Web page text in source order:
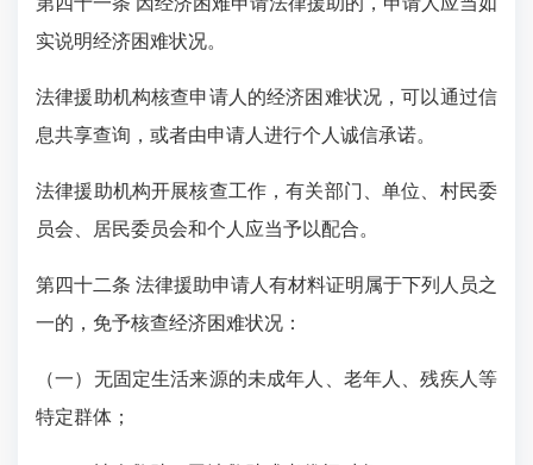
实说明经济困难状况。
法律援助机构核查申请人的经济困难状况，可以通过信
息共享查询，或者由申请人进行个人诚信承诺。
法律援助机构开展核查工作，有关部门、单位、村民委
员会、居民委员会和个人应当予以配合。
第四十二条 法律援助申请人有材料证明属于下列人员之
一的，免予核查经济困难状况：
（一）无固定生活来源的未成年人、老年人、残疾人等
特定群体；